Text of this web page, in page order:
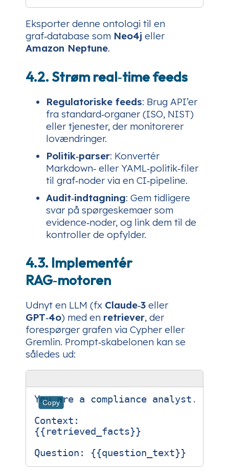
Eksporter denne ontologi til en
graf‑database som Neo4j eller
Amazon Neptune.
4.2. Strøm real‑time feeds
Regulatoriske feeds: Brug API’er
fra standard‑organer (ISO, NIST)
eller tjenester, der monitorerer
lovændringer.
Politik‑parser: Konvertér
Markdown‑ eller YAML‑politik‑filer
til graf‑noder via en CI‑pipeline.
Audit‑indtagning: Gem tidligere
svar på spørgeskemaer som
evidence‑noder, og link dem til de
kontroller de opfylder.
4.3. Implementér
RAG‑motoren
Udnyt en LLM (fx Claude‑3 eller
GPT‑4o) med en retriever, der
forespørger grafen via Cypher eller
Gremlin. Prompt‑skabelonen kan se
således ud:
Copy
You are a compliance analyst.
Context:
{{retrieved_facts}}